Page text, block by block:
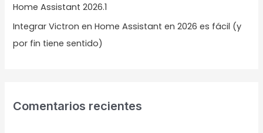
Home Assistant 2026.1
Integrar Victron en Home Assistant en 2026 es fácil (y
por fin tiene sentido)
Comentarios recientes